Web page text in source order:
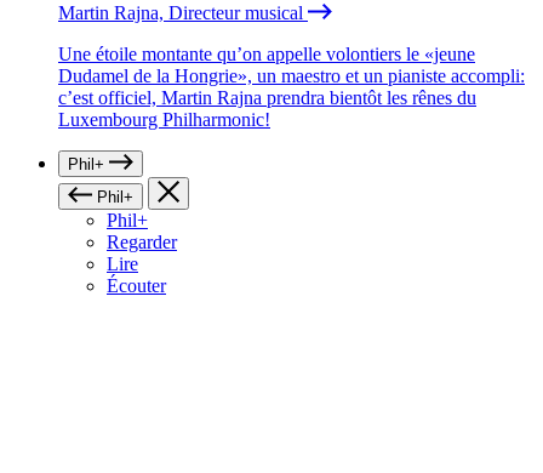
Martin Rajna, Directeur musical
Une étoile montante qu’on appelle volontiers le «jeune
Dudamel de la Hongrie», un maestro et un pianiste accompli:
c’est officiel, Martin Rajna prendra bientôt les rênes du
Luxembourg Philharmonic!
Phil+
Phil+
Phil+
Regarder
Lire
Écouter